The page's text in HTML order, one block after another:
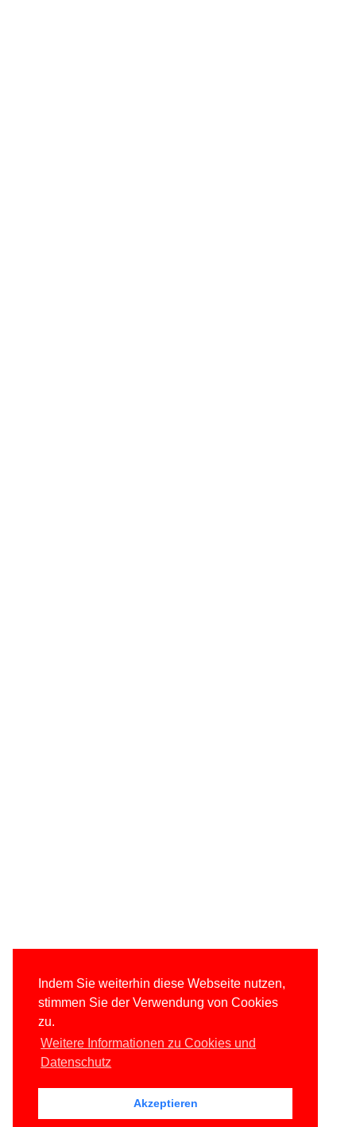
Indem Sie weiterhin diese Webseite nutzen,
stimmen Sie der Verwendung von Cookies
zu.
Weitere Informationen zu Cookies und
Datenschutz
Akzeptieren